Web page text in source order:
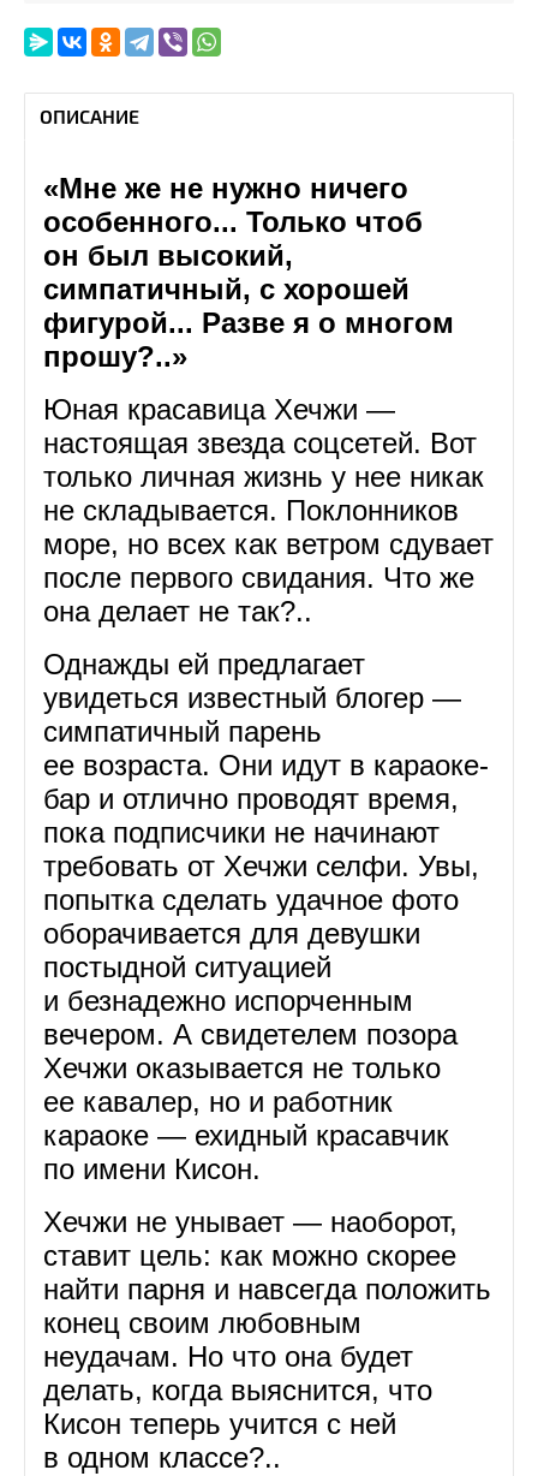
ОПИСАНИЕ
«Мне же не нужно ничего
особенного... Только чтоб
он был высокий,
симпатичный, с хорошей
фигурой... Разве я о многом
прошу?..»
Юная красавица Хечжи —
настоящая звезда соцсетей. Вот
только личная жизнь у нее никак
не складывается. Поклонников
море, но всех как ветром сдувает
после первого свидания. Что же
она делает не так?..
Однажды ей предлагает
увидеться известный блогер —
симпатичный парень
ее возраста. Они идут в караоке-
бар и отлично проводят время,
пока подписчики не начинают
требовать от Хечжи селфи. Увы,
попытка сделать удачное фото
оборачивается для девушки
постыдной ситуацией
и безнадежно испорченным
вечером. А свидетелем позора
Хечжи оказывается не только
ее кавалер, но и работник
караоке — ехидный красавчик
по имени Кисон.
Хечжи не унывает — наоборот,
ставит цель: как можно скорее
найти парня и навсегда положить
конец своим любовным
неудачам. Но что она будет
делать, когда выяснится, что
Кисон теперь учится с ней
в одном классе?..